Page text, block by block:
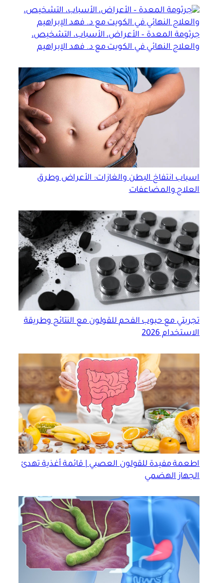
جرثومة المعدة – الأعراض، الأسباب، التشخيص،
والعلاج النهائي في الكويت مع د. فهد الإبراهيم
اسباب انتفاخ البطن والغازات: الأعراض وطرق
العلاج والمضاعفات
تجربتي مع حبوب الفحم للقولون مع النتائج وطريقة
الاستخدام 2026
اطعمة مفيدة للقولون العصبي | قائمة أغذية تهدئ
الجهاز الهضمي